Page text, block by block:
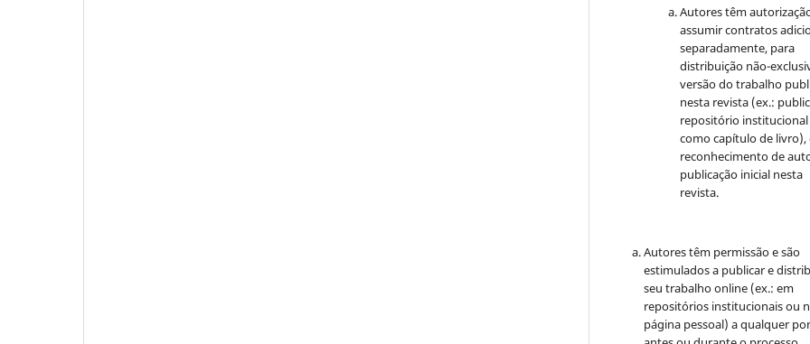
Autores têm
assumir contratos
separadamente, para
distribuição não-
versão do trabalho
nesta revista (ex.:
repositório institucional
como capítulo de livro),
reconhecimento de
publicação inicial nesta
revista.
Autores têm permissão e são
estimulados a publicar e
seu trabalho online (ex.: em
repositórios institucionais ou
página pessoal) a qualquer